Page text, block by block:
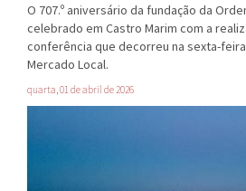
O 707.º aniversário da fundação da
celebrado em Castro Marim com a
conferência que decorreu na sexta-
Mercado Local.
quarta, 01 de abril de 2026